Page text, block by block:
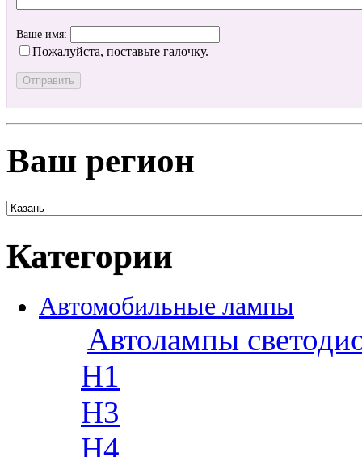
Ваше имя:
Пожалуйста, поставьте галочку.
Ваш регион
Категории
Автомобильные лампы
Автолампы
H1
H3
H4